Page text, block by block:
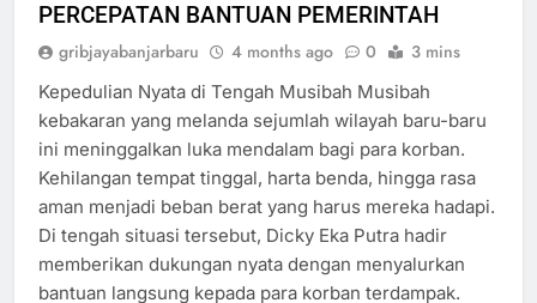
PERCEPATAN BANTUAN PEMERINTAH
gribjayabanjarbaru 4 months ago 0 3 mins
Kepedulian Nyata di Tengah Musibah Musibah
kebakaran yang melanda sejumlah wilayah baru-baru
ini meninggalkan luka mendalam bagi para korban.
Kehilangan tempat tinggal, harta benda, hingga rasa
aman menjadi beban berat yang harus mereka hadapi.
Di tengah situasi tersebut, Dicky Eka Putra hadir
memberikan dukungan nyata dengan menyalurkan
bantuan langsung kepada para korban terdampak.